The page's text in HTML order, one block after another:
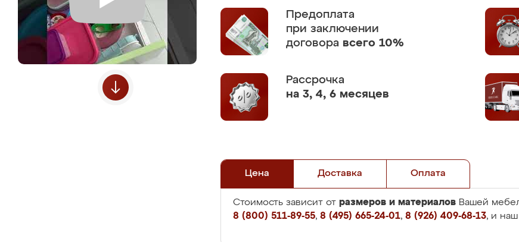
Предоплата
при заключении
договора всего 10%
Рассрочка
на 3, 4, 6 месяцев
Цена Доставка Оплата
Стоимость зависит от размеров и материалов Вашей
8 (800) 511-89-55, 8 (495) 665-24-01, 8 (926) 409-68-13, и